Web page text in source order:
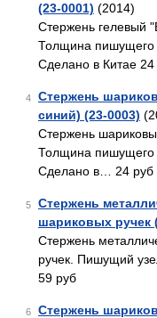
(23-0001) (2014)
Стержень гелевый
Толщина пишущего
Сделано в Китае 24
4
Стержень
синий) (23-0003)
Стержень
Толщина пишущего
Сделано в… 24 руб
5
Стержень
шариковых ручек
Стержень
ручек. Пишущий
59 руб
6
Стержень